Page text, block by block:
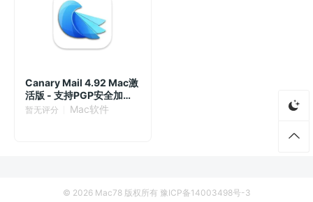
Canary Mail 4.92 Mac激
活版 - 支持PGP安全加密
电子邮件客户端
暂无评分 Mac软件
© 2026 Mac78版权所有 豫ICP备14003498号-3